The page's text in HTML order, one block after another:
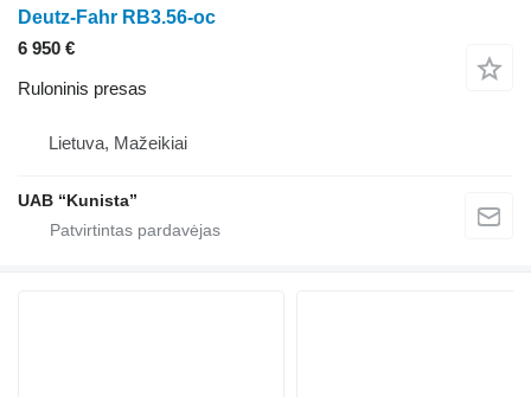
Deutz-Fahr RB3.56-oc
6 950 €
Ruloninis presas
Lietuva, Mažeikiai
UAB “Kunista”